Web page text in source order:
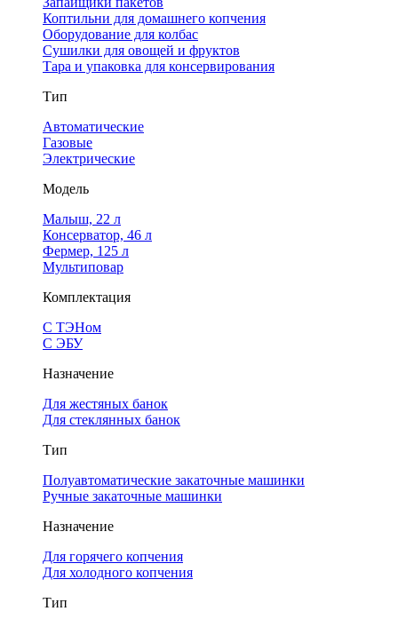
Коптильни для домашнего копчения
Оборудование для колбас
Сушилки для овощей и фруктов
Тара и упаковка для консервирования
Тип
Автоматические
Газовые
Электрические
Модель
Малыш, 22 л
Консерватор, 46 л
Фермер, 125 л
Мультиповар
Комплектация
С ТЭНом
С ЭБУ
Назначение
Для жестяных банок
Для стеклянных банок
Тип
Полуавтоматические закаточные машинки
Ручные закаточные машинки
Назначение
Для горячего копчения
Для холодного копчения
Тип